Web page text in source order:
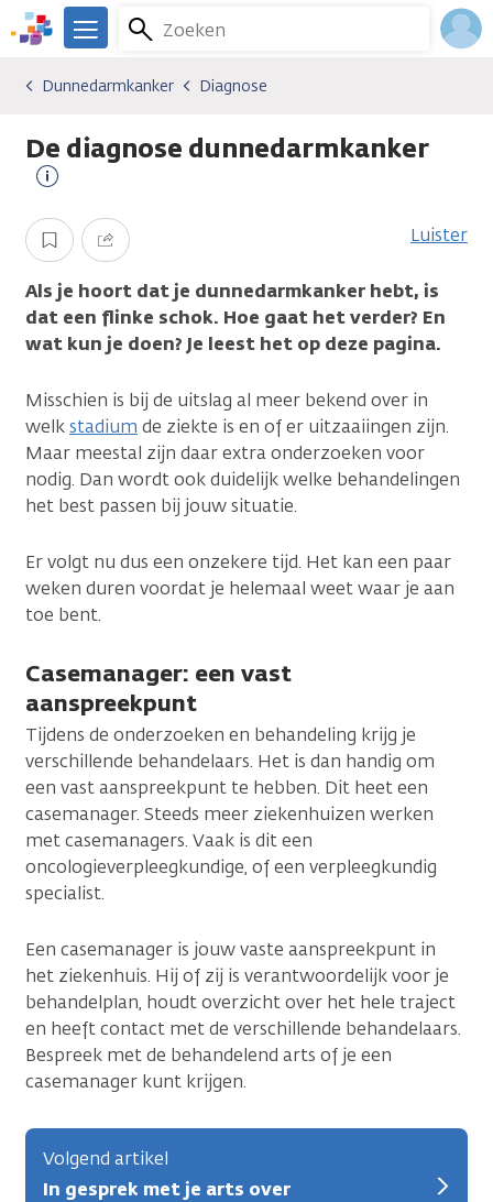
Overslaan
en
gaan
We
er
je.
Kanker.nl
Zoeken
Menu
Kankersoorten
Dunnedarmkanker
Diagnose
Dunnedarmkanker Diagnose
De diagnose dunnedarmkanker
informatie
Opslaan Delen Luister
Als je hoort dat je dunnedarmkanker hebt, is
dat een flinke schok. Hoe gaat het verder? En
wat kun je doen? Je leest het op deze pagina.
Misschien is bij de uitslag al meer bekend over in
welkstadium de ziekte is en of er uitzaaiingen zijn.
Maar meestal zijn daar extra onderzoeken voor
nodig. Dan wordt ook duidelijk welke behandelingen
het best passen bij jouw situatie.
Er volgt nu dus een onzekere tijd. Het kan een paar
weken duren voordat je helemaal weet waar je aan
toe bent.
Casemanager: een vast
aanspreekpunt
Tijdens de onderzoeken en behandeling krijg je
verschillende behandelaars. Het is dan handig om
een vast aanspreekpunt te hebben. Dit heet een
casemanager. Steeds meer ziekenhuizen werken
met casemanagers. Vaak is dit een
oncologieverpleegkundige, of een verpleegkundig
specialist.
Een casemanager is jouw vaste aanspreekpunt in
het ziekenhuis. Hij of zij is verantwoordelijk voor je
behandelplan, houdt overzicht over het hele traject
en heeft contact met de verschillende behandelaars.
Bespreek met de behandelend arts of je een
casemanager kunt krijgen.
Volgend artikel
In gesprek met je arts over